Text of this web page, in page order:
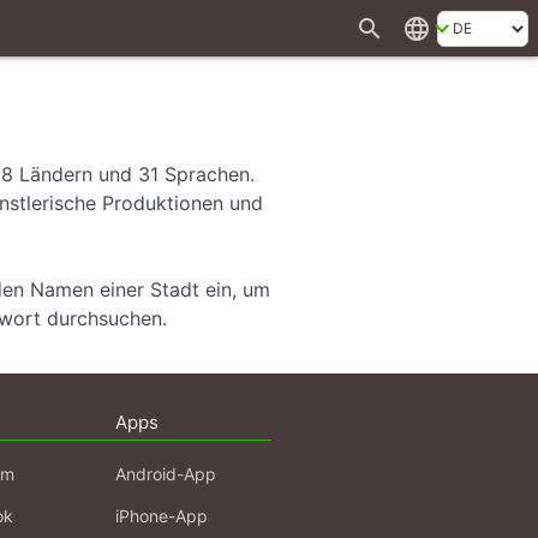
search language
Ländern und 31 Sprachen.
Produktionen und
Namen einer Stadt ein, um
durchsuchen.
Apps
Android-App
iPhone-App